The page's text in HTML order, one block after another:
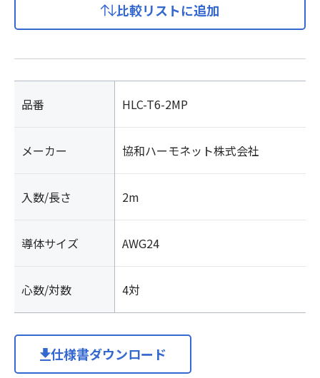
比較リストに追加
品番 HLC-T6-2MP
メーカー 協和ハーモネット株式会社
入数/長さ 2m
導体サイズ AWG24
心数/対数 4対
仕様書ダウンロード